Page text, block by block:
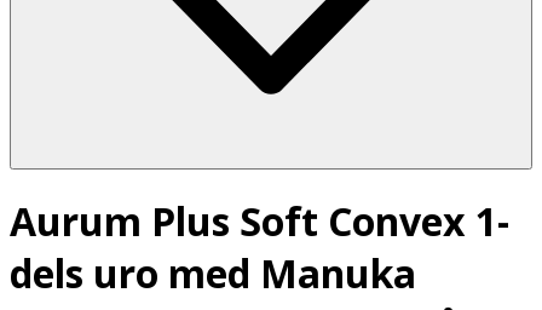
Aurum Plus Soft Convex 1-
dels uro med Manuka